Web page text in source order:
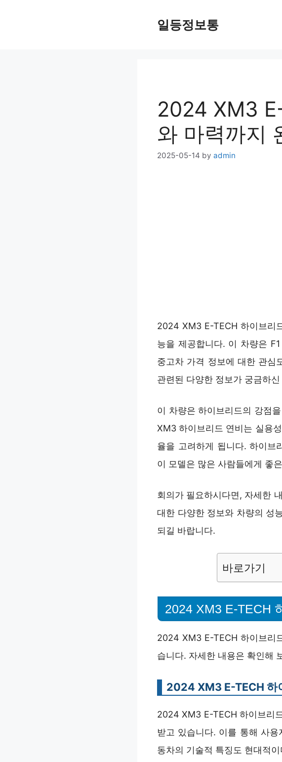
일등정보통
2024 XM3
와 마력까지
2025-05-14 by admin
2024 XM3 E-TECH 하이브리
능을 제공합니다. 이 차량은
중고차 가격 정보에 대한 관심
관련된 다양한 정보가 궁금하
이 차량은 하이브리드의 강점
XM3 하이브리드 연비는 실용
율을 고려하게 됩니다. 하이브
이 모델은 많은 사람들에게 좋
회의가 필요하시다면, 자세한
대한 다양한 정보와 차량의 성
되길 바랍니다.
바로가기
2024 XM3 E-TECH
2024 XM3 E-TECH 하이브리
습니다. 자세한 내용은 확인해
2024 XM3 E-TECH 하
2024 XM3 E-TECH 하이브리
받고 있습니다. 이를 통해 사
동차의 기술적 특징도 현대적